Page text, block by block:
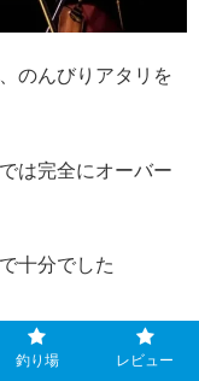
のんびりアタリを
は完全にオーバー
十分でした
も居ました。
釣り場 レビュー